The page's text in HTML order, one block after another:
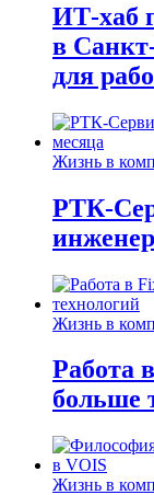
ИТ-хаб
в
для
Жизнь в
РТК-
Жизнь в
Работа
больше
Жизнь в